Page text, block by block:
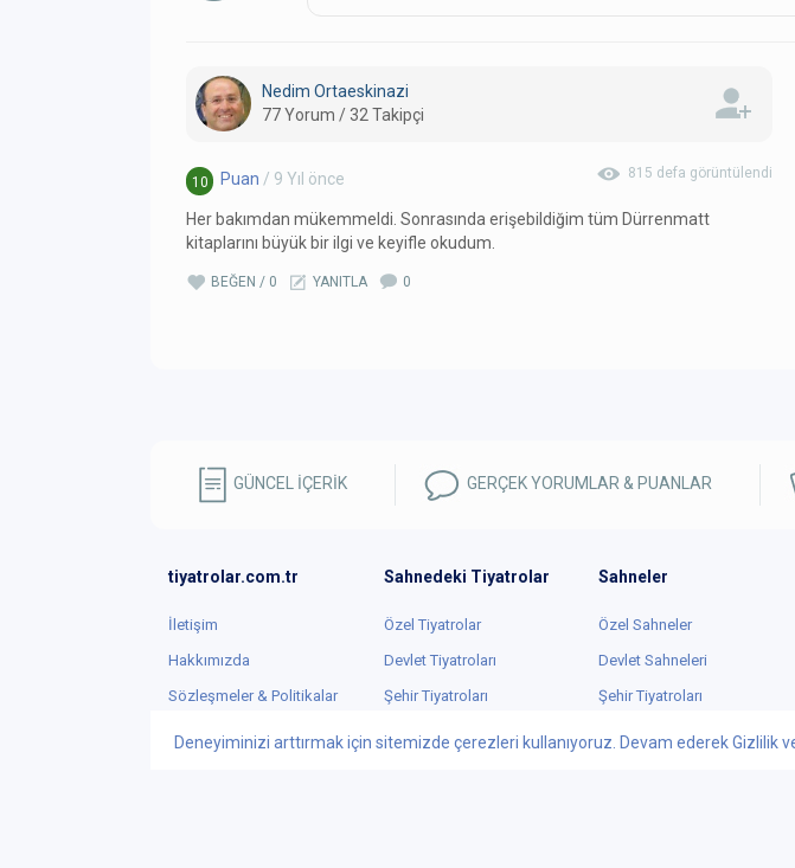
Deneyiminizi arttırmak için sitemizde çerezleri kullanıyoruz. Devam ederek Gizlilik
Nedim Ortaeskinazi
77 Yorum / 32 Takipçi
815 defa görüntülendi
10 Puan / 9 Yıl önce
Her bakımdan mükemmeldi. Sonrasında erişebildiğim tüm Dürrenmatt
kitaplarını büyük bir ilgi ve keyifle okudum.
BEĞEN / 0 YANITLA 0
GÜNCEL İÇERİK GERÇEK YORUMLAR & PUANLAR
tiyatrolar.com.tr
İletişim
Hakkımızda
Sözleşmeler & Politikalar
Sahnedeki Tiyatrolar
Özel Tiyatrolar
Devlet Tiyatroları
Şehir Tiyatroları
Sahneler
Özel Sahneler
Devlet Sahneleri
Şehir Tiyatroları